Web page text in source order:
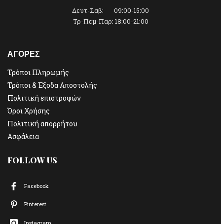
Δευτ-Σαβ: 09:00-15:00
Τρ-Πεμ-Παρ: 18:00-21:00
ΑΓΟΡΕΣ
Τρόποι Πληρωμής
Τρόποι & Έξοδα Αποστολής
Πολιτική επιστροφών
Όροι Χρήσης
Πολιτική απορρήτου
Ασφάλεια
FOLLOW US
Facebook
Pinterest